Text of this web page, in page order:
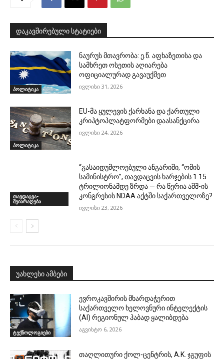
დაკავშირებული სტატიები
პოლიტიკა
ნაურუს მთავრობა: ე.წ. აფხაზეთისა და
სამხრეთ ოსეთის აღიარება
ოფიციალურად გავაუქმეთ
ივლისი 31, 2026
პოლიტიკა
EU-მა ყულევის ქარხანა და ქართული
კრიპტოპლატფორმები დაასანქცირა
ივლისი 24, 2026
თავდაცვა-
შეიარაღება
“გასაიდუმლოებული ანგარიში, “ომის
სამინისტრო”, თავდაცვის ხარჯების 1.15
ტრილიონამდე ზრდა — რა წერია აშშ-ის
კონგრესის NDAA აქტში საქართველოზე?
ივლისი 23, 2026
უახლესი ამბები
ტექნოლოგიები
ევროკავშირის მხარდაჭერით
საქართველო ხელოვნური ინტელექტის
(AI) რეგიონულ ჰაბად ყალიბდება
აგვისტო 6, 2026
თაღლითური ქოლ-ცენტრის, A.K. ჯგუფის